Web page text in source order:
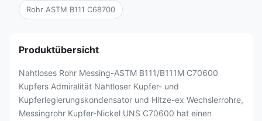
Rohr ASTM B111 C68700
Produktübersicht
Nahtloses Rohr Messing-ASTM B111/B111M C70600
Kupfers Admiralität Nahtloser Kupfer- und
Kupferlegierungskondensator und Hitze-ex Wechslerrohre,
Messingrohr Kupfer-Nickel UNS C70600 hat einen